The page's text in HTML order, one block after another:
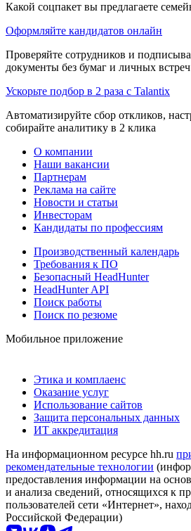
Какой соцпакет вы предлагаете
Оформляйте кандидатов онлайн
Проверяйте сотрудников и
документы без бумаг и личных встреч
Ускорьте подбор в 2 раза с Talantix
Автоматизируйте сбор откликов,
собирайте аналитику в 2 клика
О компании
Наши вакансии
Партнерам
Реклама на сайте
Новости и статьи
Инвесторам
Кандидаты по профессиям
Производственный календарь
Требования к ПО
Безопасный HeadHunter
HeadHunter API
Поиск работы
Поиск по резюме
Мобильное приложение
Этика и комплаенс
Оказание услуг
Использование сайтов
Защита персональных данных
ИТ аккредитация
На информационном ресурсе hh.ru
рекомендательные технологии
предоставления информации на
и анализа сведений, относящихся к
пользователей сети «Интернет»,
Российской Федерации)